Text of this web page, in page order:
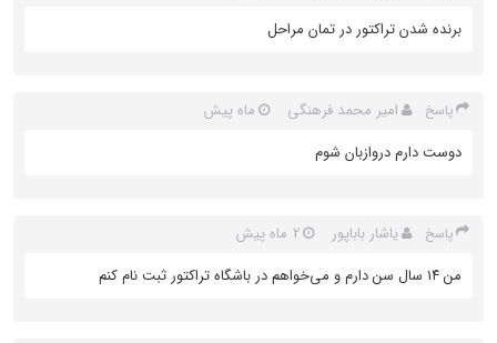
برنده شدن تراکتور در تمان مراحل
پاسخ امیر محمد فرهنگی
ماه پیش
دوست دارم دروازبان شوم
پاسخ یاشار باباپور
2 ماه پیش
من ۱۴ سال سن دارم و می‌خواهم در باشگاه تراکتور ثبت نام کنم